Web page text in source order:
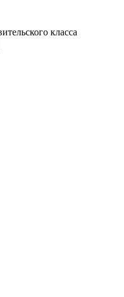
класса